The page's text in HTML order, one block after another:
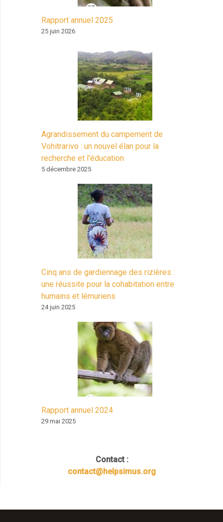
Rapport annuel 2025
25 juin 2026
Agrandissement du campement de
Vohitrarivo : un nouvel élan pour la
recherche et l’éducation
5 décembre 2025
Cinq ans de gardiennage des rizières :
une réussite pour la cohabitation entre
humains et lémuriens
24 juin 2025
Rapport annuel 2024
29 mai 2025
Contact :
contact@helpsimus.org